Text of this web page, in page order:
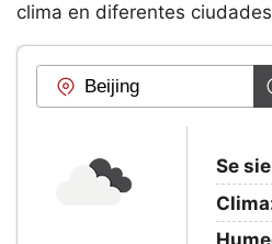
clima en diferentes